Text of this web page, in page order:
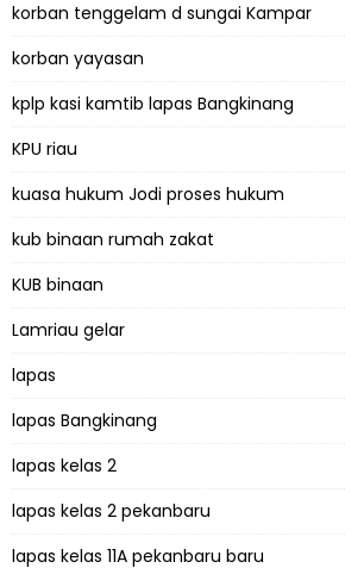
korban tenggelam d sungai Kampar
korban yayasan
kplp kasi kamtib lapas Bangkinang
KPU riau
kuasa hukum Jodi proses hukum
kub binaan rumah zakat
KUB binaan
Lamriau gelar
lapas
lapas Bangkinang
lapas kelas 2
lapas kelas 2 pekanbaru
lapas kelas 11A pekanbaru baru